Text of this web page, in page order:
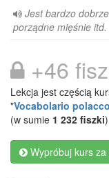
Jest bardzo
porządne mięśnie itd.
+46
Lekcja jest częścią
"Vocabolario
(w sumie 1 232 fiszki)
Wypróbuj kurs za